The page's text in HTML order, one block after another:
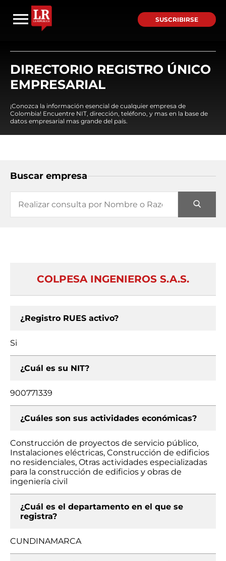
SUSCRIBIRSE
DIRECTORIO REGISTRO ÚNICO
EMPRESARIAL
¡Conozca la información esencial de cualquier empresa de
Colombia! Encuentre NIT, dirección, teléfono, y mas en la base de
datos empresarial mas grande del país.
Buscar empresa
COLPESA INGENIEROS S.A.S.
¿Registro RUES activo?
Si
¿Cuál es su NIT?
900771339
¿Cuáles son sus actividades económicas?
Construcción de proyectos de servicio público,
Instalaciones eléctricas, Construcción de edificios
no residenciales, Otras actividades especializadas
para la construcción de edificios y obras de
ingeniería civil
¿Cuál es el departamento en el que se
registra?
CUNDINAMARCA